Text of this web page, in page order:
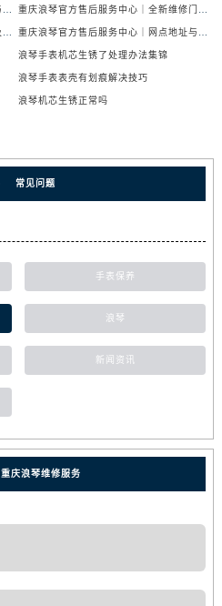
浪琴手表机芯生锈了处理办法集锦
浪琴手表表壳有划痕解决技巧
浪琴机芯生锈正常吗
常见问题
手表保养
浪琴
新闻资讯
重庆浪琴维修服务